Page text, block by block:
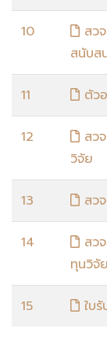
10
สว
สนับส
11 ตัว
12
สว
วิจัย
13 สว
14
สว
ทุนวิจั
15 ใบ